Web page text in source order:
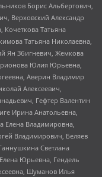
Борис Альбертович,
Верховский Александр
Татьяна
Татьяна Николаевна,
Ян Збигневич, Жемкова
Юлия Юрьевна,
Аверин Владимир
Алексеевич,
Гефтер Валентин
Ирина Анатольевна,
Елена Владимировна,
Владимирович, Беляев
Светлана
Юрьевна, Гендель
Шуманов Илья